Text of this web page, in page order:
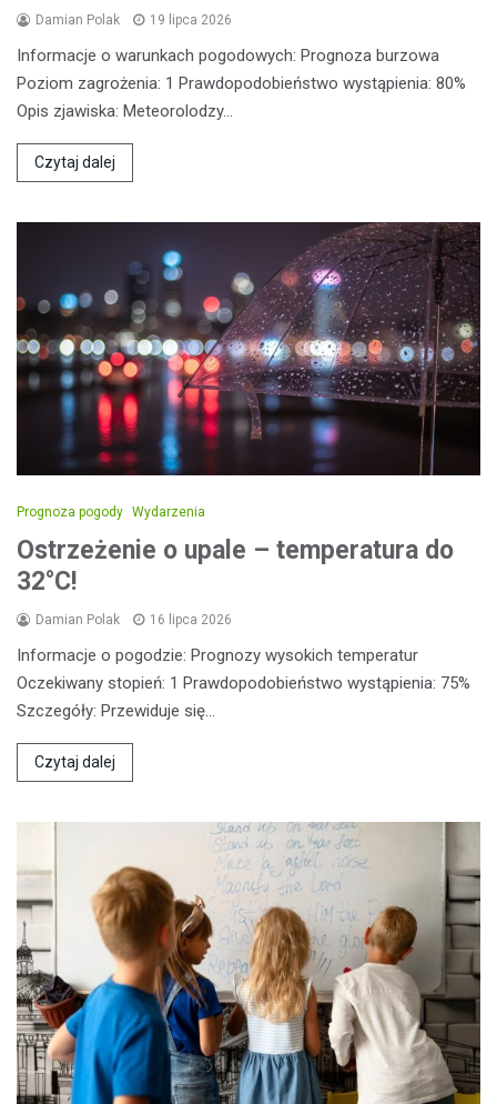
Damian Polak 19 lipca 2026
Informacje o warunkach pogodowych: Prognoza burzowa
Poziom zagrożenia: 1 Prawdopodobieństwo wystąpienia: 80%
Opis zjawiska: Meteorolodzy…
Czytaj dalej
Prognoza pogody Wydarzenia
Ostrzeżenie o upale – temperatura do
32°C!
Damian Polak 16 lipca 2026
Informacje o pogodzie: Prognozy wysokich temperatur
Oczekiwany stopień: 1 Prawdopodobieństwo wystąpienia: 75%
Szczegóły: Przewiduje się…
Czytaj dalej